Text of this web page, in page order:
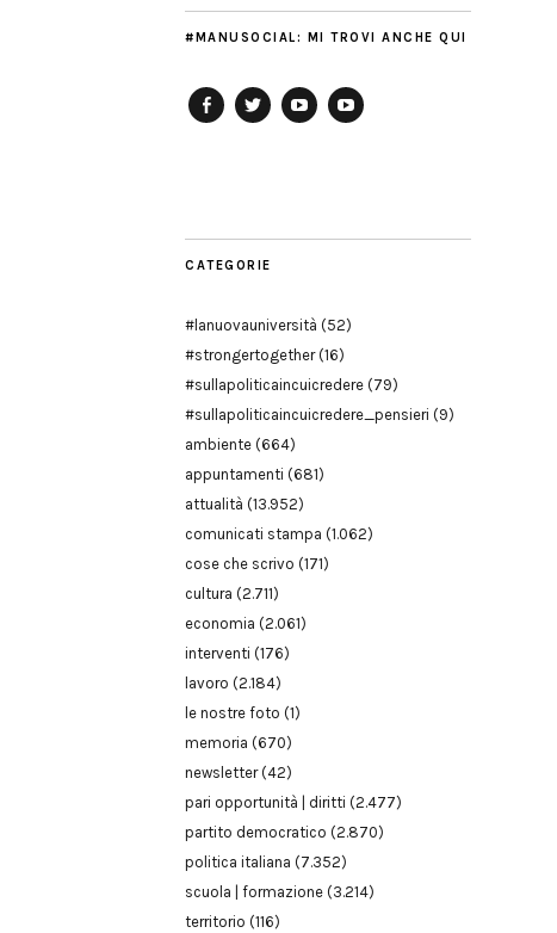
#MANUSOCIAL: MI TROVI ANCHE QUI
CATEGORIE
#lanuovauniversità (52)
#strongertogether(16)
#sullapoliticaincuicredere (79)
#sullapoliticaincuicredere_pensieri (9)
ambiente (664)
appuntamenti (681)
attualità (13.952)
comunicati stampa (1.062)
cose che scrivo (171)
cultura (2.711)
economia (2.061)
interventi (176)
lavoro (2.184)
le nostre foto (1)
memoria (670)
newsletter(42)
pari opportunità | diritti (2.477)
partito democratico (2.870)
politica italiana (7.352)
scuola | formazione (3.214)
territorio (116)